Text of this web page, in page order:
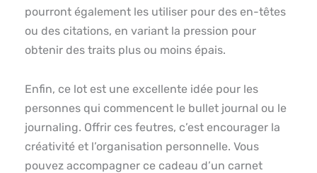
pourront également les utiliser pour des en-têtes
ou des citations, en variant la pression pour
obtenir des traits plus ou moins épais.
Enfin, ce lot est une excellente idée pour les
personnes qui commencent le bullet journal ou le
journaling. Offrir ces feutres, c’est encourager la
créativité et l’organisation personnelle. Vous
pouvez accompagner ce cadeau d’un carnet